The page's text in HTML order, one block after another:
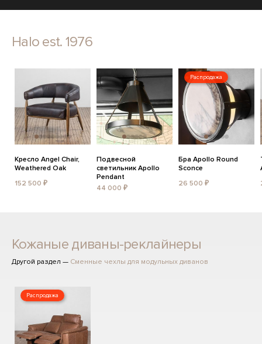
Halo est. 1976
Кресло Angel Chair,
Weathered Oak
152 500 ₽
Подвесной
светильник Apollo
Pendant
44 000 ₽
Распродажа
Бра Apollo Round
Sconce
26 500 ₽
Кожаные диваны-реклайнеры
Другой раздел — Сменные чехлы для модульных диванов
Распродажа